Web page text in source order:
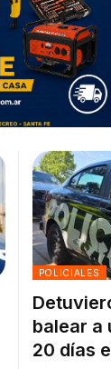
POLICIALES
balear a
20 días